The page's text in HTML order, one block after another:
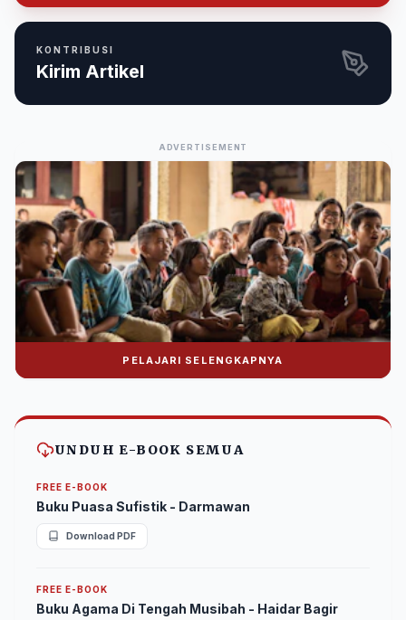
KONTRIBUSI
Kirim Artikel
ADVERTISEMENT
Donasi Nuralwala Foundation
Bantu syiar dakwah melalui platform digital.
PELAJARI SELENGKAPNYA
UNDUH E-BOOK SEMUA
FREE E-BOOK
Buku Puasa Sufistik - Darmawan
Download PDF
FREE E-BOOK
Buku Agama Di Tengah Musibah - Haidar Bagir